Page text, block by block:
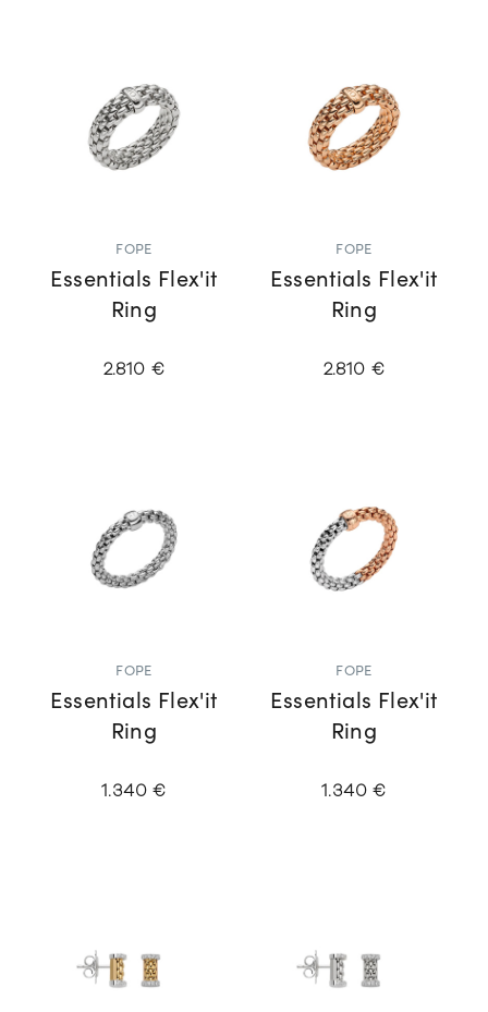
FOPE
Essentials Flex'it
Ring
2.810 €
FOPE
Essentials Flex'it
Ring
2.810 €
FOPE
Essentials Flex'it
Ring
1.340 €
FOPE
Essentials Flex'it
Ring
1.340 €